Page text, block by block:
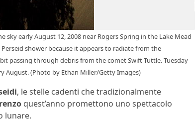
sky early August 12, 2008 near Rogers Spring in the Lake Mead
shower because it appears to radiate from the
passing through debris from the comet Swift-Tuttle. Tuesday
August. (Photo by Ethan Miller/Getty Images)
, le stelle cadenti che tradizionalmente
quest’anno promettono uno spettacolo
lunare.